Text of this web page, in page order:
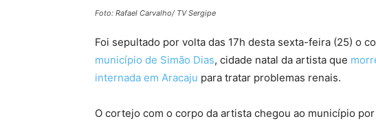
Foto: Rafael Carvalho/ TV Sergipe
Foi sepultado por volta das 17h desta sexta-feira (25) o
município de Simão Dias, cidade natal da artista que
internada em Aracaju para tratar problemas renais.
O cortejo com o corpo da artista chegou ao município